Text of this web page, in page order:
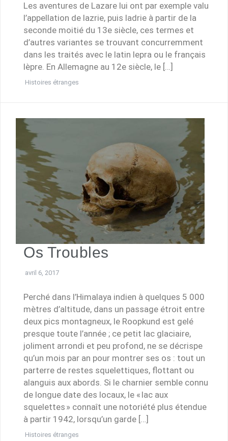
Les aventures de Lazare lui ont par exemple valu
l’appellation de lazrie, puis ladrie à partir de la
seconde moitié du 13e siècle, ces termes et
d’autres variantes se trouvant concurremment
dans les traités avec le latin lepra ou le français
lèpre. En Allemagne au 12e siècle, le […]
Histoires étranges
Os Troubles
avril 6, 2017
Perché dans l’Himalaya indien à quelques 5 000
mètres d’altitude, dans un passage étroit entre
deux pics montagneux, le Roopkund est gelé
presque toute l’année ; ce petit lac glaciaire,
joliment arrondi et peu profond, ne se décrispe
qu’un mois par an pour montrer ses os : tout un
parterre de restes squelettiques, flottant ou
alanguis aux abords. Si le charnier semble connu
de longue date des locaux, le « lac aux
squelettes » connaît une notoriété plus étendue
à partir 1942, lorsqu’un garde […]
Histoires étranges